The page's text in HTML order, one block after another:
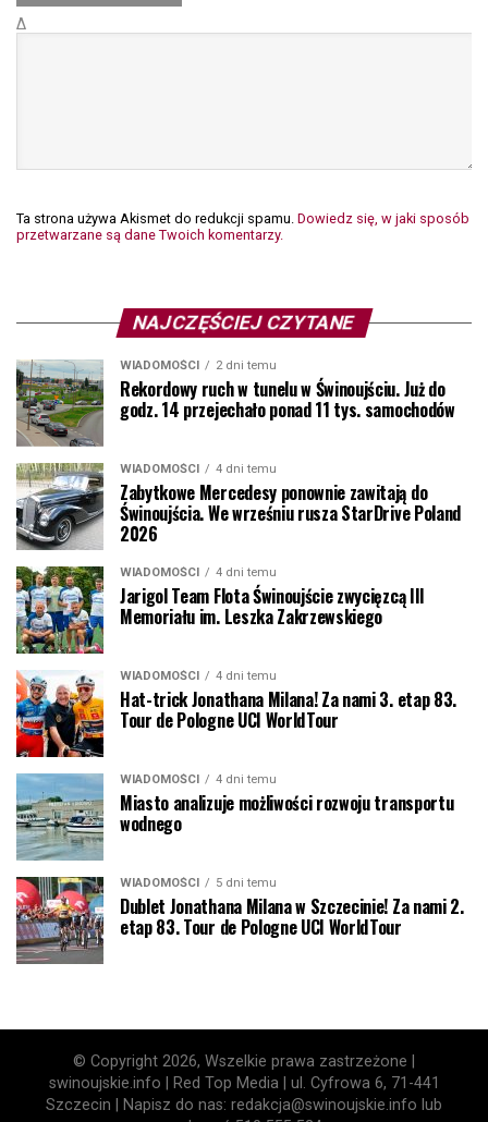
Δ
Ta strona używa Akismet do redukcji spamu. Dowiedz się, w jaki sposób
przetwarzane są dane Twoich komentarzy.
NAJCZĘŚCIEJ CZYTANE
WIADOMOŚCI 2 dni temu
Rekordowy ruch w tunelu w Świnoujściu. Już do
godz. 14 przejechało ponad 11 tys. samochodów
WIADOMOŚCI 4 dni temu
Zabytkowe Mercedesy ponownie zawitają do
Świnoujścia. We wrześniu rusza StarDrive Poland
2026
WIADOMOŚCI 4 dni temu
Jarigol Team Flota Świnoujście zwycięzcą III
Memoriału im. Leszka Zakrzewskiego
WIADOMOŚCI 4 dni temu
Hat-trick Jonathana Milana! Za nami 3. etap 83.
Tour de Pologne UCI WorldTour
WIADOMOŚCI 4 dni temu
Miasto analizuje możliwości rozwoju transportu
wodnego
WIADOMOŚCI 5 dni temu
Dublet Jonathana Milana w Szczecinie! Za nami 2.
etap 83. Tour de Pologne UCI WorldTour
© Copyright 2026, Wszelkie prawa zastrzeżone |
swinoujskie.info | Red Top Media | ul. Cyfrowa 6, 71-441
Szczecin | Napisz do nas: redakcja@swinoujskie.info lub